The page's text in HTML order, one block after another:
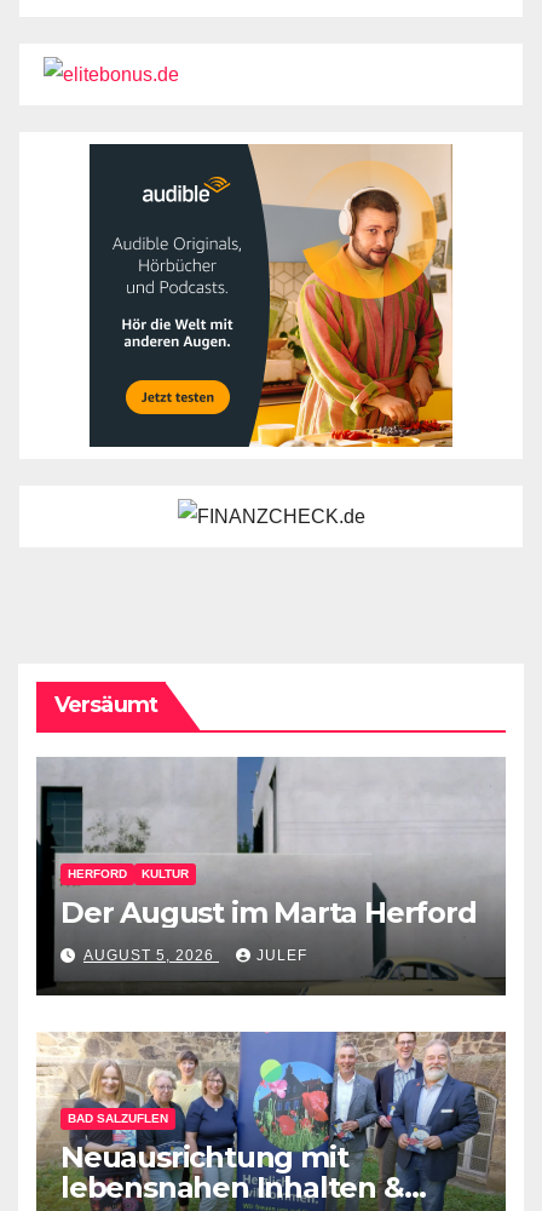
Versäumt
HERFORD KULTUR
Der August im Marta Herford
AUGUST 5, 2026 JULEF
BAD SALZUFLEN
Neuausrichtung mit
lebensnahen Inhalten &